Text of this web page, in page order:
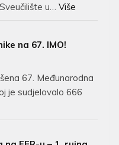
u… Više
na 67. IMO!
67. Međunarodna
je sudjelovalo 666